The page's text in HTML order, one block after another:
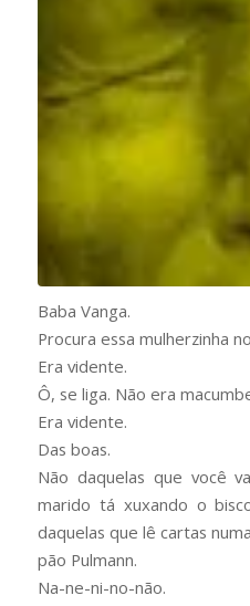
Baba Vanga.
Procura essa mulherzinha
Era vidente.
Ô, se liga. Não era
Era vidente.
Das boas.
Não daquelas que você
marido tá xuxando o
daquelas que lê cartas
pão Pulmann.
Na-ne-ni-no-não.